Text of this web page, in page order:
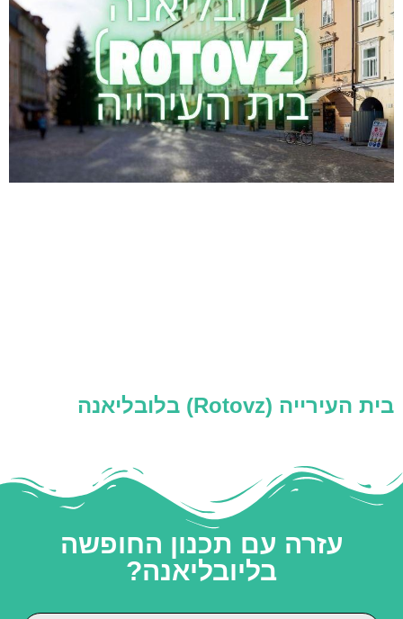
בית העירייה (Rotovz) בלובליאנה
עזרה עם תכנון החופשה
בליובליאנה?